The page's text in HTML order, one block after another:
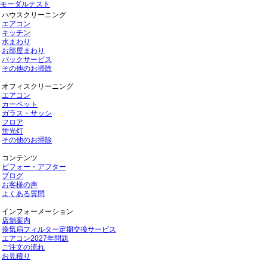
モーダルテスト
ハウスクリーニング
エアコン
キッチン
水まわり
お部屋まわり
パックサービス
その他のお掃除
オフィスクリーニング
エアコン
カーペット
ガラス・サッシ
フロア
蛍光灯
その他のお掃除
コンテンツ
ビフォー・アフター
ブログ
お客様の声
よくある質問
インフォーメーション
店舗案内
換気扇フィルター定期交換サービス
エアコン2027年問題
ご注文の流れ
お見積り